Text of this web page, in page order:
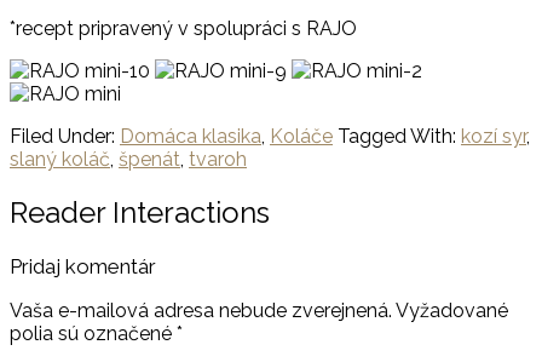
*recept pripravený v spolupráci s RAJO
Filed Under: Domáca klasika, Koláče Tagged With: kozí syr,
slaný koláč, špenát, tvaroh
Reader Interactions
Pridaj komentár
Vaša e-mailová adresa nebude zverejnená. Vyžadované
polia sú označené *